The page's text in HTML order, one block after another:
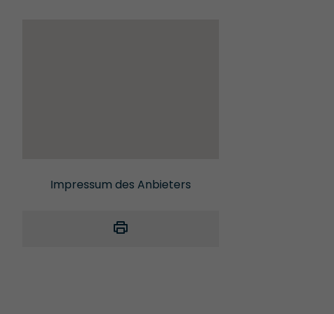
Impressum des Anbieters